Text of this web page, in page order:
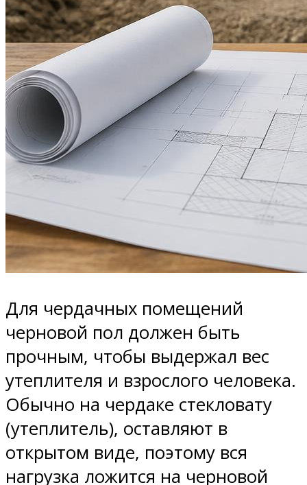
Для чердачных помещений
черновой пол должен быть
прочным, чтобы выдержал вес
утеплителя и взрослого человека.
Обычно на чердаке стекловату
(утеплитель), оставляют в
открытом виде, поэтому вся
нагрузка ложится на черновой